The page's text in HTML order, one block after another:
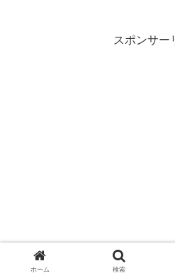
しめます。
スポンサー
ホーム 検索